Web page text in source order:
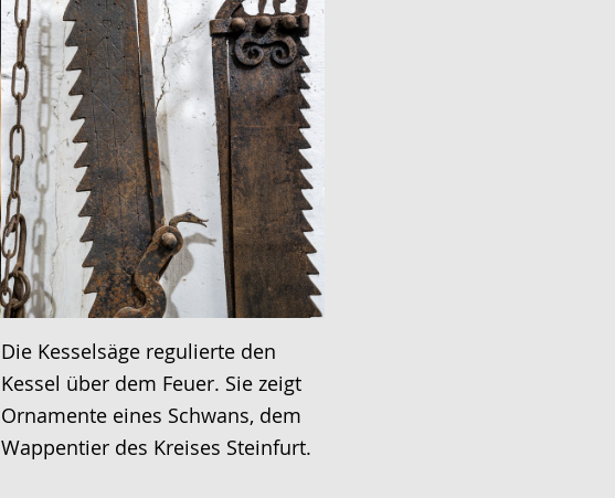
Die Kesselsäge regulierte den
Kessel über dem Feuer. Sie zeigt
Ornamente eines Schwans, dem
Wappentier des Kreises Steinfurt.